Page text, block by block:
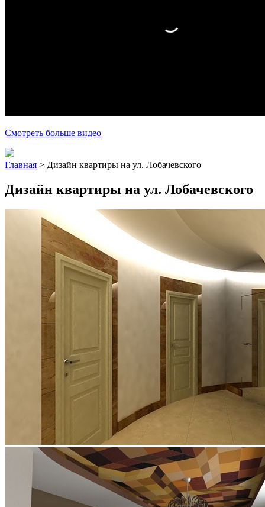
Смотреть больше видео
Главная > Дизайн квартиры на ул. Лобачевского
Дизайн квартиры на ул. Лобачевского